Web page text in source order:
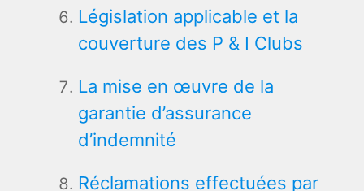
Législation applicable et la
couverture des P & I Clubs
La mise en œuvre de la
garantie d’assurance
d’indemnité
Réclamations effectuées par